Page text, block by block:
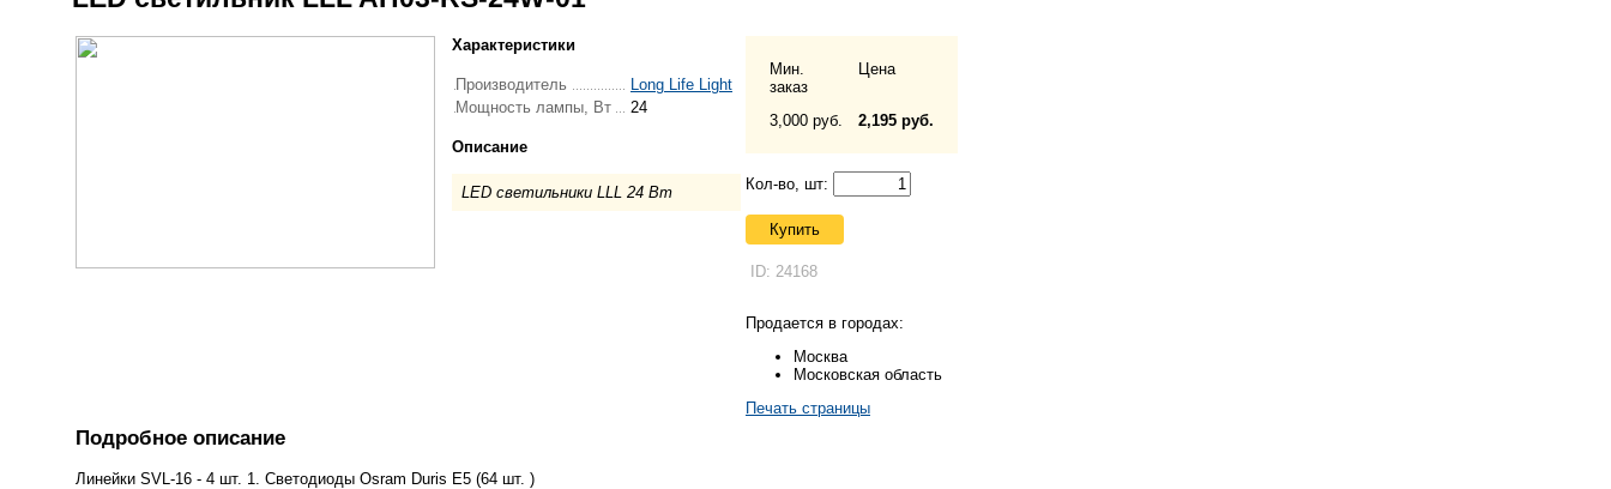
Характеристики
Производитель
Long Life Light
Мощность лампы, Вт
24
Описание
LED светильники LLL 24 Вт
Мин.
заказ
Цена
3,000 руб. 2,195 руб.
Кол-во, шт:
Купить
ID: 24168
Продается в городах:
Москва
Московская область
Печать страницы
Подробное описание
Линейки SVL-16 - 4 шт. 1. Светодиоды Osram Duris E5 (64 шт. )